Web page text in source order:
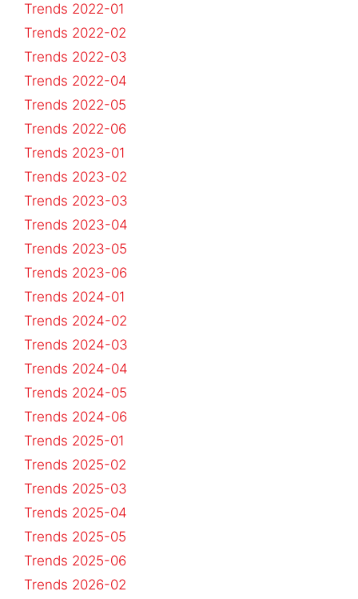
Trends 2022-01
Trends 2022-02
Trends 2022-03
Trends 2022-04
Trends 2022-05
Trends 2022-06
Trends 2023-01
Trends 2023-02
Trends 2023-03
Trends 2023-04
Trends 2023-05
Trends 2023-06
Trends 2024-01
Trends 2024-02
Trends 2024-03
Trends 2024-04
Trends 2024-05
Trends 2024-06
Trends 2025-01
Trends 2025-02
Trends 2025-03
Trends 2025-04
Trends 2025-05
Trends 2025-06
Trends 2026-02